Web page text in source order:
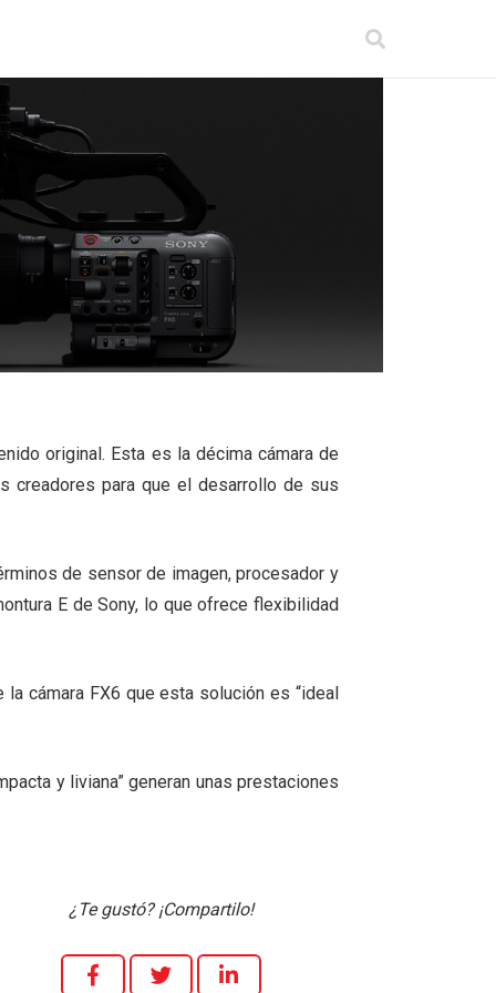
original. Esta es la décima cámara de
creadores para que el desarrollo de sus
de sensor de imagen, procesador y
E de Sony, lo que ofrece flexibilidad
cámara FX6 que esta solución es “ideal
y liviana” generan unas prestaciones
¿Te gustó? ¡Compartilo!